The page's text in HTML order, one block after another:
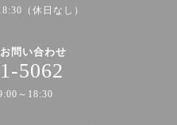
（休日なし）
問い合わせ
5062
～18:30